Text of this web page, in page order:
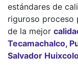
estándares de
riguroso proceso
de la mejor
Tecamachalco,
Salvador